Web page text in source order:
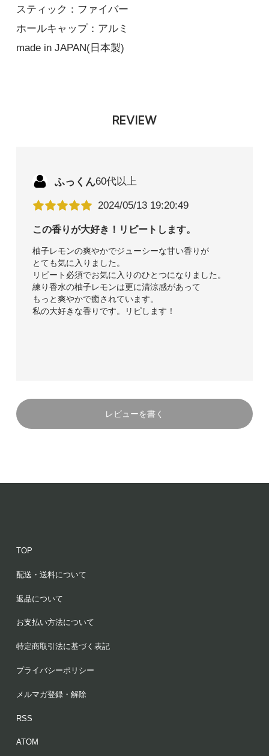
スティック：ファイバー
ホールキャップ：アルミ
made in JAPAN(日本製)
REVIEW
ふっくん60代以上
2024/05/13 19:20:49
この香りが大好き！リピートします。
柚子レモンの爽やかでジューシーな甘い香りが
とても気に入りました。
リピート必須でお気に入りのひとつになりました。
練り香水の柚子レモンは更に清涼感があって
もっと爽やかで癒されています。
私の大好きな香りです。リピします！
レビューを書く
TOP
配送・送料について
返品について
お支払い方法について
特定商取引法に基づく表記
プライバシーポリシー
メルマガ登録・解除
RSS
ATOM